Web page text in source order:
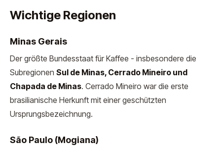
Wichtige Regionen
Minas Gerais
Der größte Bundesstaat für Kaffee - insbesondere die
Subregionen Sul de Minas, Cerrado Mineiro und
Chapada de Minas. Cerrado Mineiro war die erste
brasilianische Herkunft mit einer geschützten
Ursprungsbezeichnung.
São Paulo (Mogiana)